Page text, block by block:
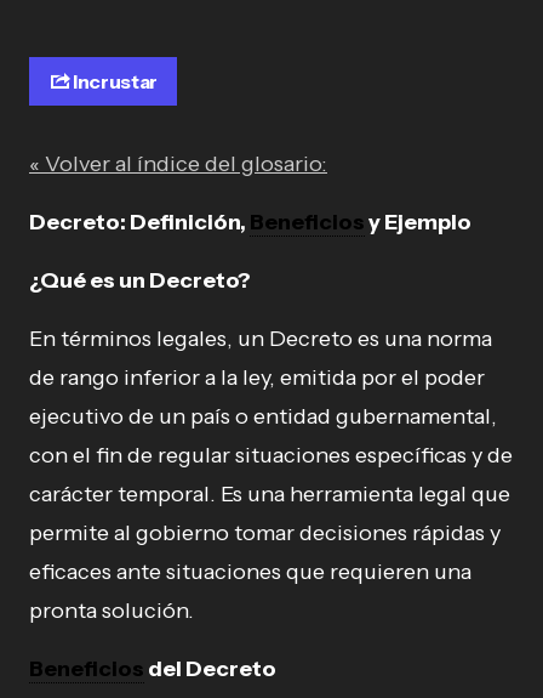
Incrustar
« Volver al índice del glosario:
Decreto: Definición, Beneficiosy Ejemplo
¿Qué es un Decreto?
En términos legales, un Decreto es una norma
de rango inferior a la ley, emitida por el poder
ejecutivo de un país o entidad gubernamental,
con el fin de regular situaciones específicas y de
carácter temporal. Es una herramienta legal que
permite al gobierno tomar decisiones rápidas y
eficaces ante situaciones que requieren una
pronta solución.
Beneficios del Decreto